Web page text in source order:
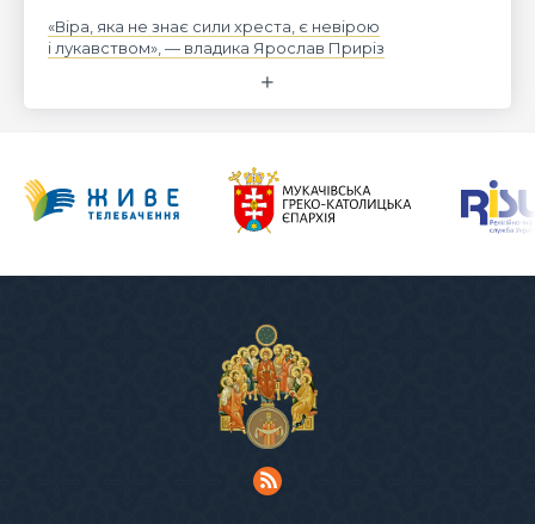
«Віра, яка не знає сили хреста, є невірою
і лукавством», — владика Ярослав Приріз